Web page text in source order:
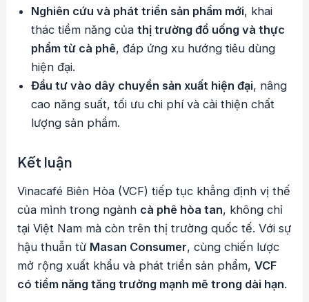
Nghiên cứu và phát triển sản phẩm mới, khai
thác tiềm năng củathị trường đồ uống và thực
phẩm từ cà phê, đáp ứng xu hướng tiêu dùng
hiện đại.
Đầu tư vào dây chuyền sản xuất hiện đại, nâng
cao năng suất, tối ưu chi phí và cải thiện chất
lượng sản phẩm.
Kết luận
Vinacafé Biên Hòa (VCF) tiếp tục khẳng định vị thế
của mình trong ngành cà phê hòa tan, không chỉ
tại Việt Nam mà còn trên thị trường quốc tế. Với sự
hậu thuẫn từ Masan Consumer, cùng chiến lược
mở rộng xuất khẩu và phát triển sản phẩm,VCF
có tiềm năng tăng trưởng mạnh mẽ trong dài hạn.